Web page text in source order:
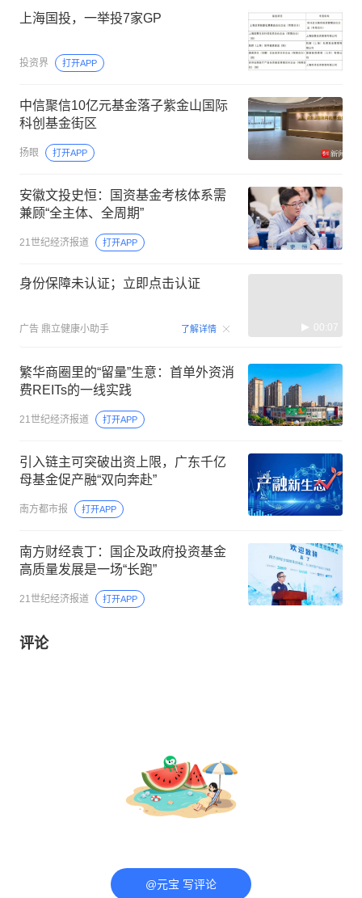
上海国投，一举投7家GP
投资界 打开APP
中信聚信10亿元基金落子紫金山国际
科创基金街区
扬眼 打开APP
安徽文投史恒：国资基金考核体系需
兼顾“全主体、全周期”
21世纪经济报道 打开APP
身份保障未认证；立即点击认证
广告 鼎立健康小助手 了解详情 00:07
繁华商圈里的“留量”生意：首单外资消
费REITs的一线实践
21世纪经济报道 打开APP
引入链主可突破出资上限，广东千亿
母基金促产融“双向奔赴”
南方都市报 打开APP
南方财经袁丁：国企及政府投资基金
高质量发展是一场“长跑”
21世纪经济报道 打开APP
评论
@元宝 写评论